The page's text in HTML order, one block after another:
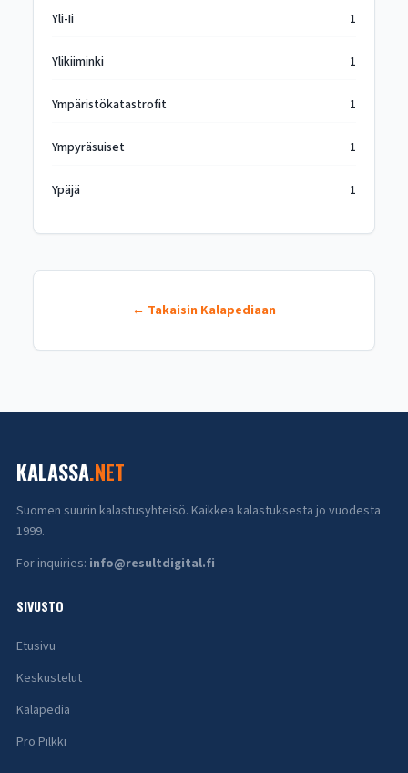
Yli-Ii 1
Ylikiiminki 1
Ympäristökatastrofit 1
Ympyräsuiset 1
Ypäjä 1
← Takaisin Kalapediaan
KALASSA.NET
Suomen suurin kalastusyhteisö. Kaikkea kalastuksesta jo vuodesta
1999.
For inquiries: info@resultdigital.fi
SIVUSTO
Etusivu
Keskustelut
Kalapedia
Pro Pilkki